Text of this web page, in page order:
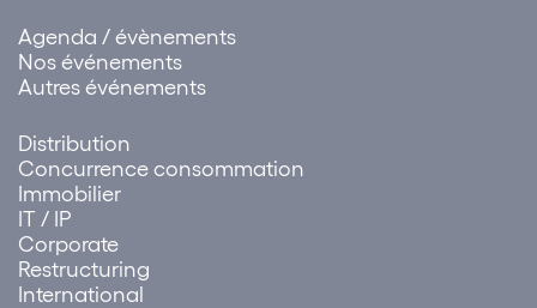
Agenda / évènements
Nos événements
Autres événements
Distribution
Concurrence consommation
Immobilier
IT / IP
Corporate
Restructuring
International